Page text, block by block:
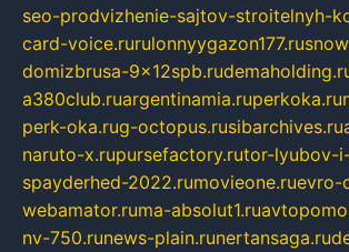
seo-prodvizhenie-sajtov-stroitelnyh-
card-voice.rurulonnyygazon177.ru
domizbrusa-9x12spb.ru
a380club.ruargentinamia.ruperkoka.ru
perk-oka.rug-octopus.rusibarchives.ru
naruto-x.rupursefactory.rutor-lyubov-
spayderhed-2022.rumovieone.ruevro-
webamator.ruma-absolut1.ru
nv-750.runews-plain.runertansaga.ru